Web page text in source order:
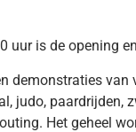
uur is de opening
demonstraties van
judo, paardrijden,
Het geheel